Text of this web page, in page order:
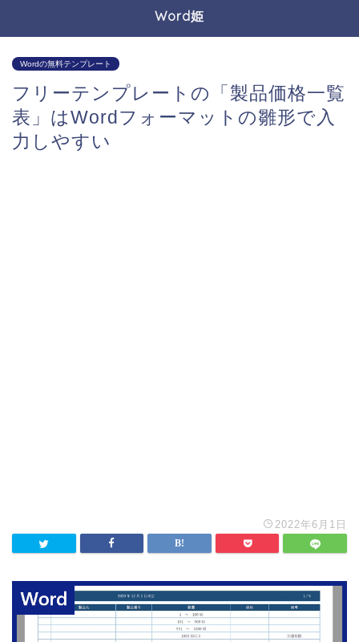
Word姫
Wordの無料テンプレート
フリーテンプレートの「製品価格一覧
表」はWordフォーマットの雛形で入
力しやすい
2022年6月1日